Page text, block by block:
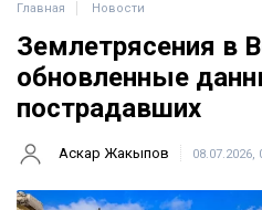
Главная Новости
Землетрясения в
обновленные
пострадавших
Аскар Жакыпов 08.07.2026,